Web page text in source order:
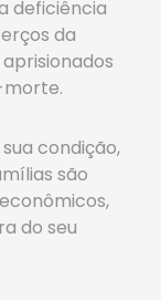
deficiência
da
condição,
são
do seu